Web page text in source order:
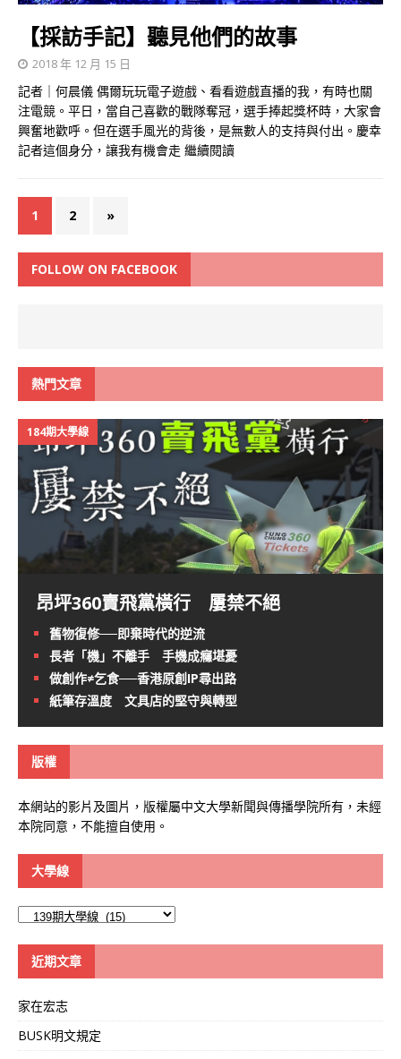
【採訪手記】聽見他們的故事
2018 年 12 月 15 日
記者｜何晨儀 偶爾玩玩電子遊戲、看看遊戲直播的我，有時也關
注電競。平日，當自己喜歡的戰隊奪冠，選手捧起獎杯時，大家會
興奮地歡呼。但在選手風光的背後，是無數人的支持與付出。慶幸
記者這個身分，讓我有機會走 繼續閱讀
1 2 »
FOLLOW ON FACEBOOK
熱門文章
184期大學線
昂坪360賣飛黨橫行 屢禁不絕
舊物復修──即棄時代的逆流
長者「機」不離手 手機成癮堪憂
做創作≠乞食──香港原創IP尋出路
紙筆存溫度 文具店的堅守與轉型
版權
本網站的影片及圖片，版權屬中文大學新聞與傳播學院所有，未經
本院同意，不能擅自使用。
大學線
近期文章
家在宏志
BUSK明文規定